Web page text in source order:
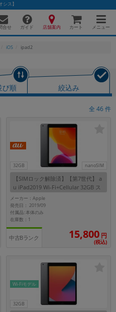
ス】
合せ ガイド 店舗案内 カート メニュー
iOS ipad2
び順 絞込み
全46件
32GB nanoSIM
【SIMロック解除済】【第7世代】 a
u iPad2019 Wi-Fi+Cellular 32GB ス
ペースグレイ MW6A2J/A A2198
メーカー：Apple
発売日： 2019/09
付属品: 本体のみ
在庫数：1
中古Bランク 15,800 円
(税込)
32GB
Wi-Fiモデル
に切り替える